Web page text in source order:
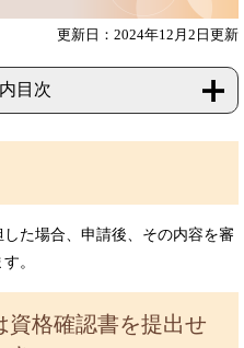
更新日：2024年12月2日更新
目次
た場合、申請後、その内容を審
。
資格確認書を提出せ